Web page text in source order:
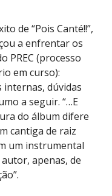
de “Pois Canté!!”,
a enfrentar os
PREC (processo
em curso):
internas, dúvidas
a seguir. “…E
do álbum difere
cantiga de raiz
um instrumental
apenas, de